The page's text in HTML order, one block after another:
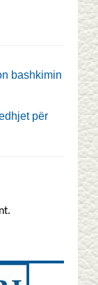
bashkimin
për